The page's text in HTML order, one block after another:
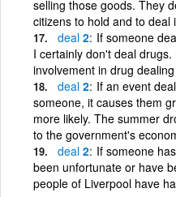
selling those goods. They
citizens to hold and to deal
deal 2 If someone
I certainly don't deal drugs.
involvement in drug
deal 2 If an event
someone, it causes them
more likely. The summer
to the government's
deal 2 If someone
been unfortunate or have
people of Liverpool have